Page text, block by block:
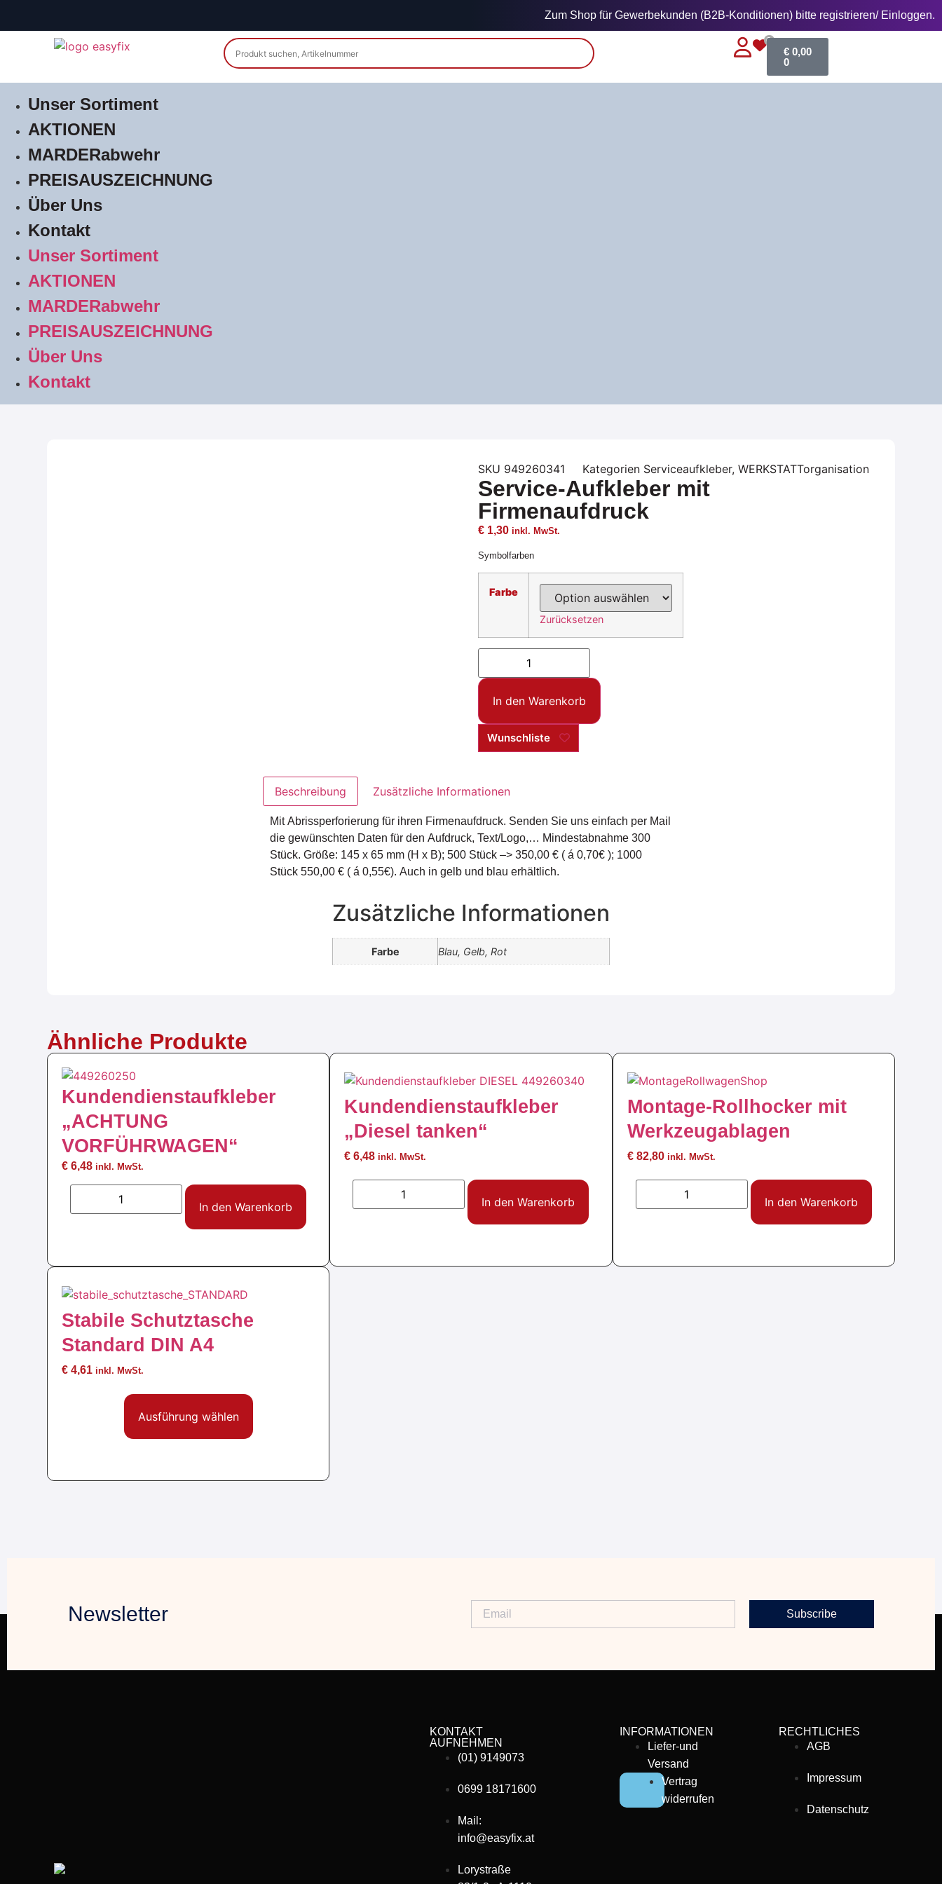
Zum Shop für Gewerbekunden (B2B-Konditionen) bitte registrieren/ Einloggen.
0
€0,00
0
Unser Sortiment
AKTIONEN
MARDERabwehr
PREISAUSZEICHNUNG
Über Uns
Kontakt
Unser Sortiment
AKTIONEN
MARDERabwehr
PREISAUSZEICHNUNG
Über Uns
Kontakt
SKU 949260341 Kategorien Serviceaufkleber, WERKSTATTorganisation
Service-Aufkleber mit
Firmenaufdruck
€ 1,30 inkl. MwSt.
Symbolfarben
Farbe
Zurücksetzen
In den Warenkorb
Wunschliste
Beschreibung Zusätzliche Informationen
Mit Abrissperforierung für ihren Firmenaufdruck. Senden Sie uns einfach per Mail
die gewünschten Daten für den Aufdruck, Text/Logo,… Mindestabnahme 300
Stück. Größe: 145 x 65 mm (H x B); 500 Stück –> 350,00 € ( á 0,70€ ); 1000
Stück 550,00 € ( á 0,55€). Auch in gelb und blau erhältlich.
Zusätzliche Informationen
Farbe Blau, Gelb, Rot
Ähnliche Produkte
Kundendienstaufkleber
„ACHTUNG
VORFÜHRWAGEN“
€ 6,48 inkl. MwSt.
In den Warenkorb
Kundendienstaufkleber
„Diesel tanken“
€ 6,48 inkl. MwSt.
In den Warenkorb
Montage-Rollhocker mit
Werkzeugablagen
€82,80 inkl. MwSt.
In den Warenkorb
Stabile Schutztasche
Standard DIN A4
€ 4,61 inkl. MwSt.
Ausführung wählen
Newsletter Subscribe
KONTAKT
AUFNEHMEN
(01) 9149073
0699 18171600
Mail:
info@easyfix.at
Lorystraße
INFORMATIONEN
Liefer-und
Versand
Vertrag
widerrufen
RECHTLICHES
AGB
Impressum
Datenschutz